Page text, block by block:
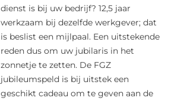
dienst is bij uw bedrijf? 12,5 jaar
werkzaam bij dezelfde werkgever; dat
is beslist een mijlpaal. Een uitstekende
reden dus om uw jubilaris in het
zonnetje te zetten. De FGZ
jubileumspeld is bij uitstek een
geschikt cadeau om te geven aan de